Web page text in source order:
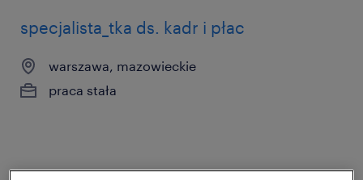
specjalista_tka ds. kadr i płac
warszawa, mazowieckie
praca stała